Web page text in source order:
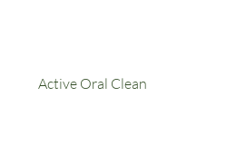
Active Oral Clean